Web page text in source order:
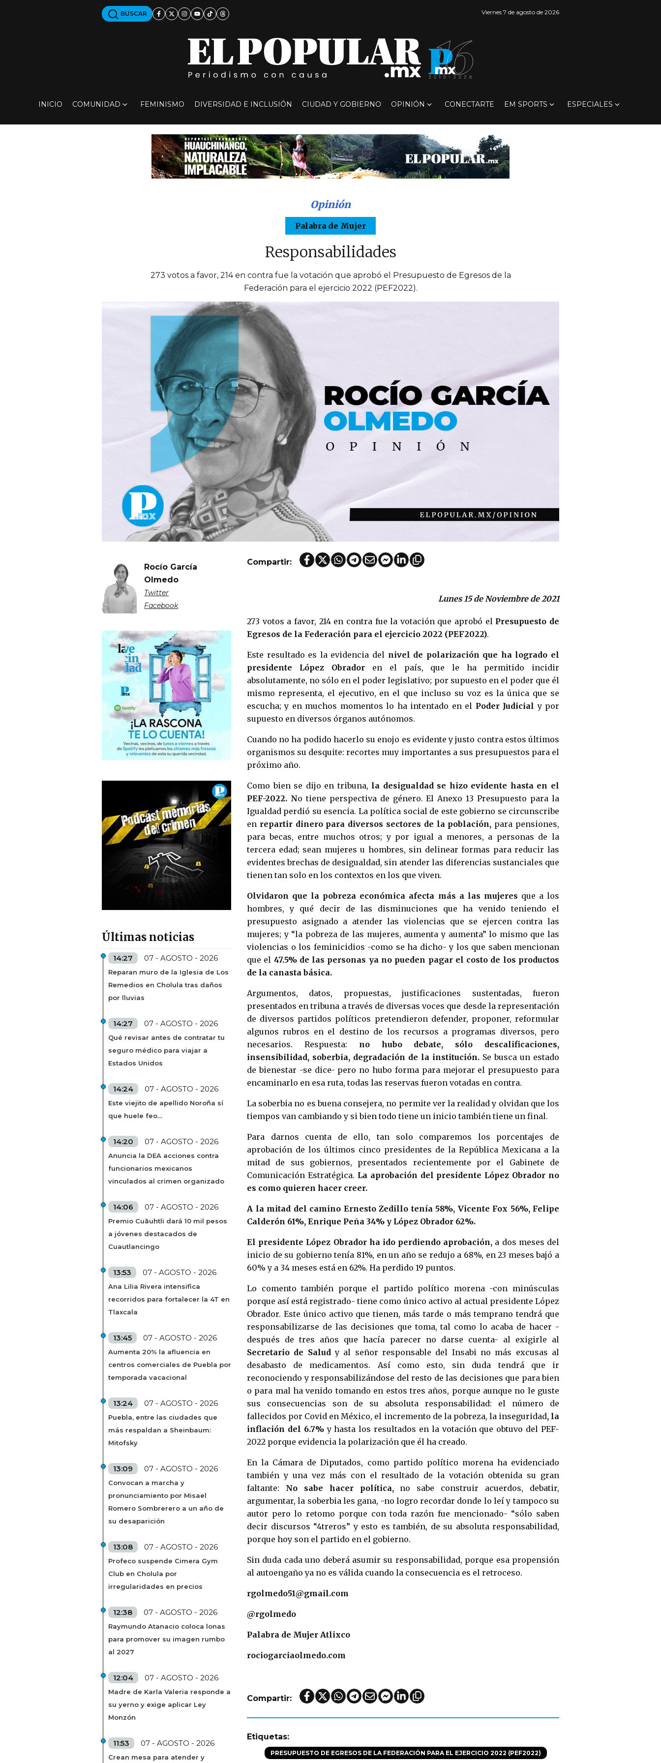
BUSCAR Viernes 7 de agosto de 2026
INICIO COMUNIDAD FEMINISMO DIVERSIDAD E INCLUSIÓN CIUDAD Y GOBIERNO OPINIÓN CONECTARTE EM SPORTS ESPECIALES
Opinión
Palabra de Mujer
Responsabilidades
273 votos a favor, 214 en contra fue la votación que aprobó el Presupuesto de Egresos de la
Federación para el ejercicio 2022 (PEF2022).
Rocío García
Olmedo
Twitter
Facebook
Últimas noticias
14:27 07 - AGOSTO - 2026
Reparan muro de la Iglesia de Los
Remedios en Cholula tras daños
por lluvias
14:27 07 - AGOSTO - 2026
Qué revisar antes de contratar tu
seguro médico para viajar a
Estados Unidos
14:24 07 - AGOSTO - 2026
Este viejito de apellido Noroña sí
que huele feo…
14:20 07 - AGOSTO - 2026
Anuncia la DEA acciones contra
funcionarios mexicanos
vinculados al crimen organizado
14:06 07 - AGOSTO - 2026
Premio Cuāuhtli dará 10 mil pesos
a jóvenes destacados de
Cuautlancingo
13:53 07 - AGOSTO - 2026
Ana Lilia Rivera intensifica
recorridos para fortalecer la 4T en
Tlaxcala
13:45 07 - AGOSTO - 2026
Aumenta 20% la afluencia en
centros comerciales de Puebla por
temporada vacacional
13:24 07 - AGOSTO - 2026
Puebla, entre las ciudades que
más respaldan a Sheinbaum:
Mitofsky
13:09 07 - AGOSTO - 2026
Convocan a marcha y
pronunciamiento por Misael
Romero Sombrerero a un año de
su desaparición
13:08 07 - AGOSTO - 2026
Profeco suspende Cimera Gym
Club en Cholula por
irregularidades en precios
12:38 07 - AGOSTO - 2026
Raymundo Atanacio coloca lonas
para promover su imagen rumbo
al 2027
12:04 07 - AGOSTO - 2026
Madre de Karla Valeria responde a
su yerno y exige aplicar Ley
Monzón
11:53 07 - AGOSTO - 2026
Crean mesa para atender y
Compartir:
Lunes 15 de Noviembre de 2021
273 votos a favor, 214 en contra fue la votación que aprobó el Presupuesto de
Egresos de la Federación para el ejercicio 2022 (PEF2022).
Este resultado es la evidencia delnivel de polarización que ha logrado el
presidente López Obrador en el país, que le ha permitido incidir
absolutamente, no sólo en el poder legislativo; por supuesto en el poder que él
mismo representa, el ejecutivo, en el que incluso su voz es la única que se
escucha; y en muchos momentos lo ha intentado en el Poder Judicialy por
supuesto en diversos órganos autónomos.
Cuando no ha podido hacerlo su enojo es evidente y justo contra estos últimos
organismos su desquite: recortes muy importantes a sus presupuestos para el
próximo año.
Como bien se dijo en tribuna, la desigualdad se hizo evidente hasta en el
PEF-2022. No tiene perspectiva de género. El Anexo 13 Presupuesto para la
Igualdad perdió su esencia. La política social de este gobierno se circunscribe
en repartir dinero para diversos sectores de la población, para pensiones,
para becas, entre muchos otros; y por igual a menores, a personas de la
tercera edad; sean mujeres u hombres, sin delinear formas para reducir las
evidentes brechas de desigualdad, sin atender las diferencias sustanciales que
tienen tan solo en los contextos en los que viven.
Olvidaron que la pobreza económica afecta más a las mujeres que a los
hombres, y qué decir de las disminuciones que ha venido teniendo el
presupuesto asignado a atender las violencias que se ejercen contra las
mujeres; y “la pobreza de las mujeres, aumenta y aumenta” lo mismo que las
violencias o los feminicidios -como se ha dicho- y los que saben mencionan
que el 47.5% de las personas ya no pueden pagar el costo de los productos
de la canasta básica.
Argumentos, datos, propuestas, justificaciones sustentadas, fueron
presentados en tribuna a través de diversas voces que desde la representación
de diversos partidos políticos pretendieron defender, proponer, reformular
algunos rubros en el destino de los recursos a programas diversos, pero
necesarios. Respuesta: no hubo debate, sólo descalificaciones,
insensibilidad, soberbia, degradación de la institución. Se busca un estado
de bienestar -se dice- pero no hubo forma para mejorar el presupuesto para
encaminarlo en esa ruta, todas las reservas fueron votadas en contra.
La soberbia no es buena consejera, no permite ver la realidad y olvidan que los
tiempos van cambiando y si bien todo tiene un inicio también tiene un final.
Para darnos cuenta de ello, tan solo comparemos los porcentajes de
aprobación de los últimos cinco presidentes de la República Mexicana a la
mitad de sus gobiernos, presentados recientemente por el Gabinete de
Comunicación Estratégica. La aprobación del presidente López Obrador no
es como quieren hacer creer.
A la mitad del camino Ernesto Zedillo tenía 58%, Vicente Fox 56%, Felipe
Calderón 61%, Enrique Peña 34% y López Obrador 62%.
El presidente López Obrador ha ido perdiendo aprobación, a dos meses del
inicio de su gobierno tenía 81%, en un año se redujo a 68%, en 23 meses bajó a
60% y a 34 meses está en 62%. Ha perdido 19 puntos.
Lo comento también porque el partido político morena -con minúsculas
porque así está registrado- tiene como único activo al actual presidente López
Obrador. Este único activo que tienen, más tarde o más temprano tendrá que
responsabilizarse de las decisiones que toma, tal como lo acaba de hacer -
después de tres años que hacía parecer no darse cuenta- al exigirle al
Secretario de Saludy al señor responsable del Insabi no más excusas al
desabasto de medicamentos. Así como esto, sin duda tendrá que ir
reconociendo y responsabilizándose del resto de las decisiones que para bien
o para mal ha venido tomando en estos tres años, porque aunque no le guste
sus consecuencias son de su absoluta responsabilidad: el número de
fallecidos por Covid en México, el incremento de la pobreza, la inseguridad, la
inflación del 6.7%y hasta los resultados en la votación que obtuvo del PEF-
2022 porque evidencia la polarización que él ha creado.
En la Cámara de Diputados, como partido político morena ha evidenciado
también y una vez más con el resultado de la votación obtenida su gran
faltante: No sabe hacer política,no sabe construir acuerdos, debatir,
argumentar, la soberbia les gana, -no logro recordar donde lo leí y tampoco su
autor pero lo retomo porque con toda razón fue mencionado- “sólo saben
decir discursos “4treros” y esto es también, de su absoluta responsabilidad,
porque hoy son el partido en el gobierno.
Sin duda cada uno deberá asumir su responsabilidad, porque esa propensión
al autoengaño ya no es válida cuando la consecuencia es el retroceso.
rgolmedo51@gmail.com
@rgolmedo
Palabra de Mujer Atlixco
rociogarciaolmedo.com
Compartir:
Etiquetas:
PRESUPUESTO DE EGRESOS DE LA FEDERACIÓN PARA EL EJERCICIO 2022 (PEF2022)